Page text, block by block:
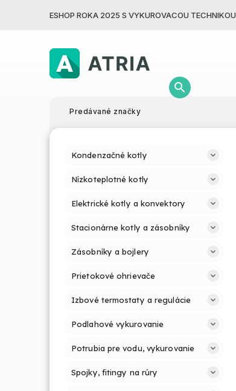
ESHOP ROKA 2025 S VYKUROVACOU TECHNIKOU
Predávané značky
Kondenzačné kotly
Nízkoteplotné kotly
Elektrické kotly a konvektory
Stacionárne kotly a zásobníky
Zásobníky a bojlery
Prietokové ohrievače
Izbové termostaty a regulácie
Podlahové vykurovanie
Potrubia pre vodu, vykurovanie
Spojky, fitingy na rúry